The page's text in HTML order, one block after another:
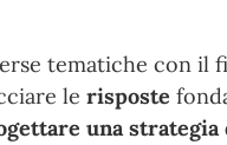
tematiche con il
le risposte
una strategia